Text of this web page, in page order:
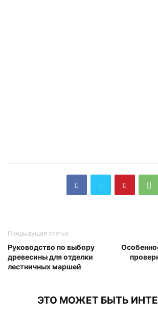
Предыдущая статья
Руководство по выбору
древесины для отделки
лестничных маршей
ЭТО МОЖЕТ БЫТЬ